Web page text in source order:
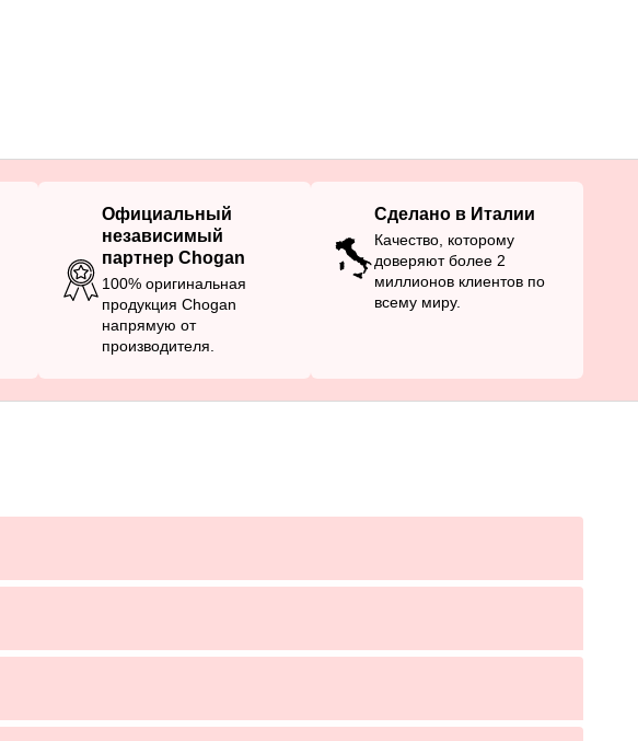
Официальный
независимый
партнер Chogan
100% оригинальная
продукция Chogan
напрямую от
производителя.
Сделано в Италии
Качество, которому
доверяют более 2
миллионов клиентов по
всему миру.